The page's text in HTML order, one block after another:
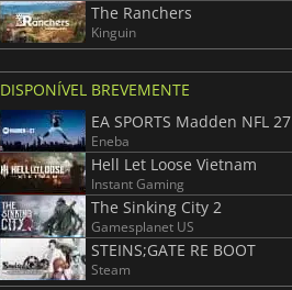
The Ranchers
Kinguin
DISPONÍVEL BREVEMENTE
EA SPORTS Madden NFL 27
Eneba
Hell Let Loose Vietnam
Instant Gaming
The Sinking City 2
Gamesplanet US
STEINS;GATE RE BOOT
Steam